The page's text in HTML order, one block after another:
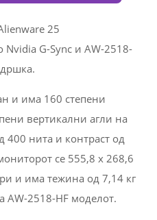
25
G-Sync и AW-2518-
и има 160 степени
вертикални агли на
400 нита и контраст од
се 555,8 x 268,6
и има тежина од 7,14 кг
AW-2518-HF моделот.